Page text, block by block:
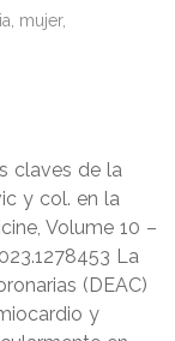
mujer,
claves de la
y col. en la
Volume 10 –
La
(DEAC)
y